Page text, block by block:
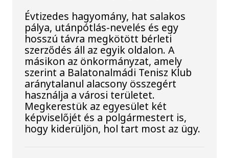
Évtizedes hagyomány, hat salakos
pálya, utánpótlás-nevelés és egy
hosszú távra megkötött bérleti
szerződés áll az egyik oldalon. A
másikon az önkormányzat, amely
szerint a Balatonalmádi Tenisz Klub
aránytalanul alacsony összegért
használja a városi területet.
Megkerestük az egyesület két
képviselőjét és a polgármestert is,
hogy kiderüljön, hol tart most az ügy.